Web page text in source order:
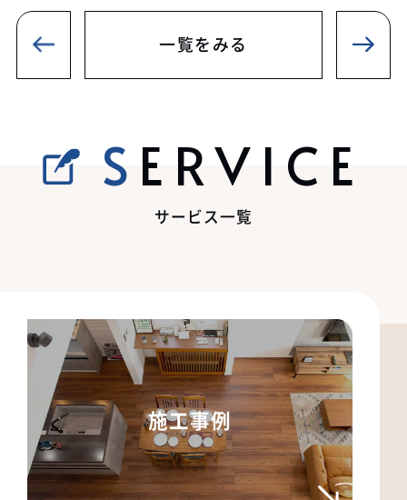
一覧をみる
SERVICE
サービス一覧
施工事例